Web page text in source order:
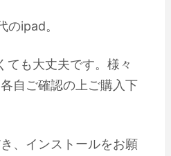
ipad。
ても大丈夫です。様々
自ご確認の上ご購入下
、インストールをお願